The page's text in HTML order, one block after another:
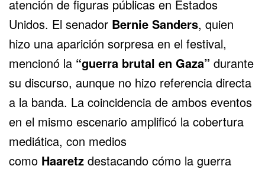
atención de figuras públicas en Estados
Unidos. El senador Bernie Sanders, quien
hizo una aparición sorpresa en el festival,
mencionó la “guerra brutal en Gaza” durante
su discurso, aunque no hizo referencia directa
a la banda. La coincidencia de ambos eventos
en el mismo escenario amplificó la cobertura
mediática, con medios
como Haaretz destacando cómo la guerra